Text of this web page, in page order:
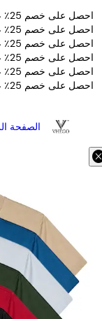
احصل على خصم 25٪ على طلبك الأول
احصل على خصم 25٪ على طلبك الأول
احصل على خصم 25٪ على طلبك الأول
احصل على خصم 25٪ على طلبك الأول
احصل على خصم 25٪ على طلبك الأول
احصل على خصم 25٪ على طلبك الأول
الصفحة